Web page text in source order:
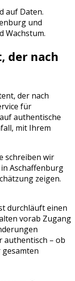
auf Daten.
und
Wachstum.
der nach
der nach
für
authentische
mit Ihrem
schreiben wir
Aschaffenburg
zeigen.
durchläuft einen
vorab Zugang
authentisch – ob